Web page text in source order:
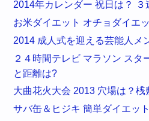
2014年カレンダー 祝日は？ ３
お米ダイエット オチョダイエ
2014 成人式を迎える芸能人メ
２４時間テレビ マラソン スタ
と距離は?
大曲花火大会 2013 穴場は？
サバ缶＆ヒジキ 簡単ダイエッ